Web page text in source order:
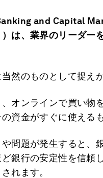
and Capital
は、業界のリーダー
然のものとして捉え
オンラインで買い物
資金がすぐに使える
問題が発生すると、
銀行の安定性を信頼
れます。